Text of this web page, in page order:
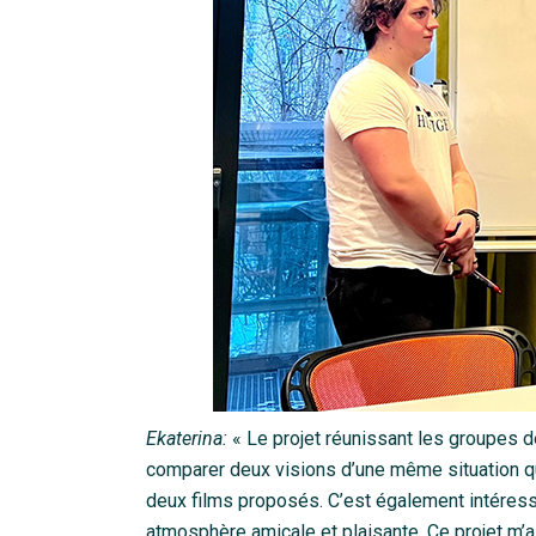
Ekaterina: « Le projet réunissant les groupes
comparer deux visions d’une même
deux films proposés. C’est également